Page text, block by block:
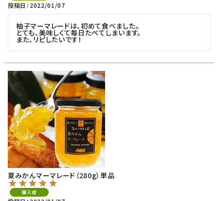
投稿日 2022/01/07
柚子マーマレードは、初めて食べました。
とても、美味しくて毎日たべてしまいます。
また、リピしたいです！
夏みかんマーマレード（280g）単品
購入者